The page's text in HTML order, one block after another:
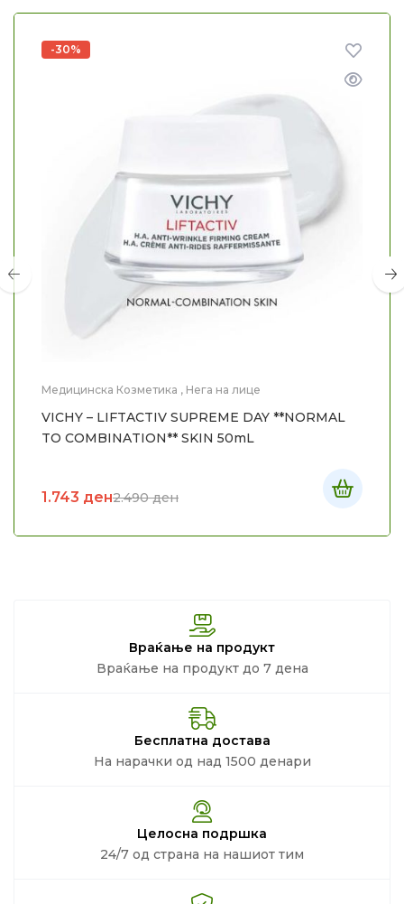
-30%
Медицинска Козметика , Нега на лице
VICHY – LIFTACTIV SUPREME DAY **NORMAL
TO COMBINATION** SKIN 50mL
2.490ден
1.743 ден
Враќање на продукт
Враќање на продукт до 7 дена
Бесплатна достава
На нарачки од над 1500 денари
Целосна подршка
24/7 од страна на нашиот тим